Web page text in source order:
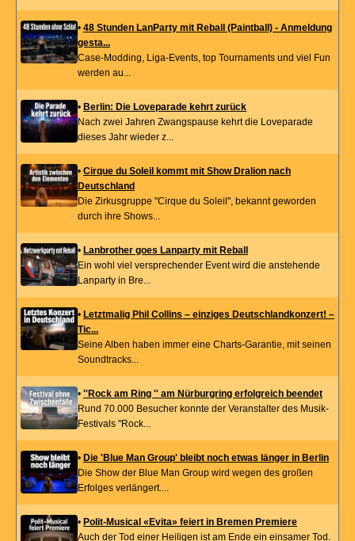
• 48 Stunden LanParty mit Reball (Paintball) - Anmeldung
gesta...
Case-Modding, Liga-Events, top Tournaments und viel Fun
werden au...
• Berlin: Die Loveparade kehrt zurück
Nach zwei Jahren Zwangspause kehrt die Loveparade
dieses Jahr wieder z...
• Cirque du Soleil kommt mit Show Dralion nach
Deutschland
Die Zirkusgruppe "Cirque du Soleil", bekannt geworden
durch ihre Shows...
• Lanbrother goes Lanparty mit Reball
Ein wohl viel versprechender Event wird die anstehende
Lanparty in Bre...
• Letztmalig Phil Collins – einziges Deutschlandkonzert! –
Tic...
Seine Alben haben immer eine Charts-Garantie, mit seinen
Soundtracks...
• ''Rock am Ring '' am Nürburgring erfolgreich beendet
Rund 70.000 Besucher konnte der Veranstalter des Musik-
Festivals "Rock...
• Die 'Blue Man Group' bleibt noch etwas länger in Berlin
Die Show der Blue Man Group wird wegen des großen
Erfolges verlängert....
• Polit-Musical «Evita» feiert in Bremen Premiere
Auch der Tod einer Heiligen ist am Ende ein einsamer Tod.